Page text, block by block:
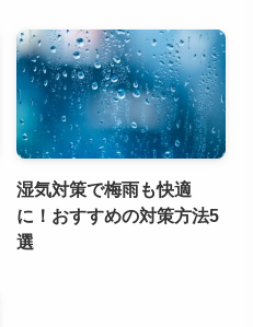
湿気対策で梅雨も快適
に！おすすめの対策方法5
選